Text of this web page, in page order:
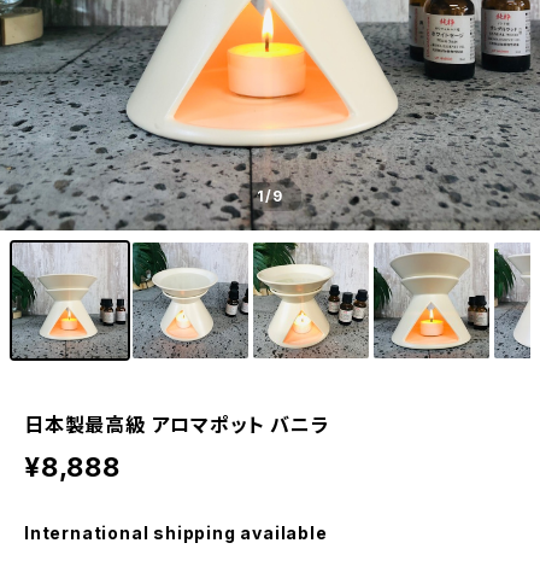
1/9
日本製最高級 アロマポット バニラ
¥8,888
International shipping available